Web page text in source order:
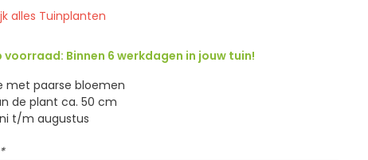
alles Tuinplanten
voorraad: Binnen 6 werkdagen in jouw tuin!
met paarse bloemen
de plant ca. 50 cm
t/m augustus
*